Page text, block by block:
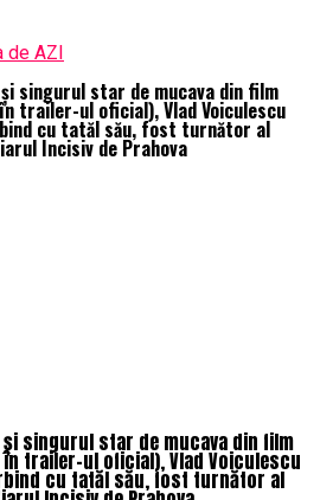
singurul star de mucava din film
trailer-ul oficial), Vlad Voiculescu
cu tatăl său, fost turnător al
Incisiv de Prahova
singurul star de mucava din film
trailer-ul oficial), Vlad Voiculescu
cu tatăl său, fost turnător al